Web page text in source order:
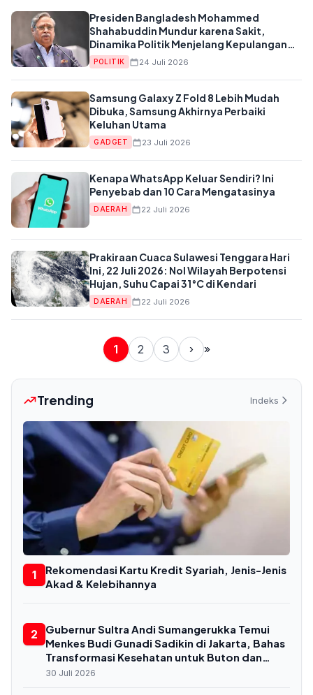
Presiden Bangladesh Mohammed
Shahabuddin Mundur karena Sakit,
Dinamika Politik Menjelang Kepulangan
Sheikh Hasina
POLITIK 24 Juli 2026
Samsung Galaxy Z Fold 8 Lebih Mudah
Dibuka, Samsung Akhirnya Perbaiki
Keluhan Utama
GADGET 23 Juli 2026
Kenapa WhatsApp Keluar Sendiri? Ini
Penyebab dan 10 Cara Mengatasinya
DAERAH 22 Juli 2026
Prakiraan Cuaca Sulawesi Tenggara Hari
Ini, 22 Juli 2026: Nol Wilayah Berpotensi
Hujan, Suhu Capai 31°C di Kendari
DAERAH 22 Juli 2026
1 2 3 › »
Trending Indeks
1
Rekomendasi Kartu Kredit Syariah, Jenis-Jenis
Akad & Kelebihannya
2
Gubernur Sultra Andi Sumangerukka Temui
Menkes Budi Gunadi Sadikin di Jakarta, Bahas
Transformasi Kesehatan untuk Buton dan
Baubau
30 Juli 2026